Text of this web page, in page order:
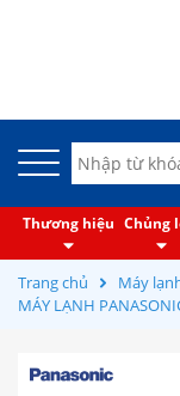
Thương hiệu Chủng
Trang chủ Máy
MÁY LẠNH